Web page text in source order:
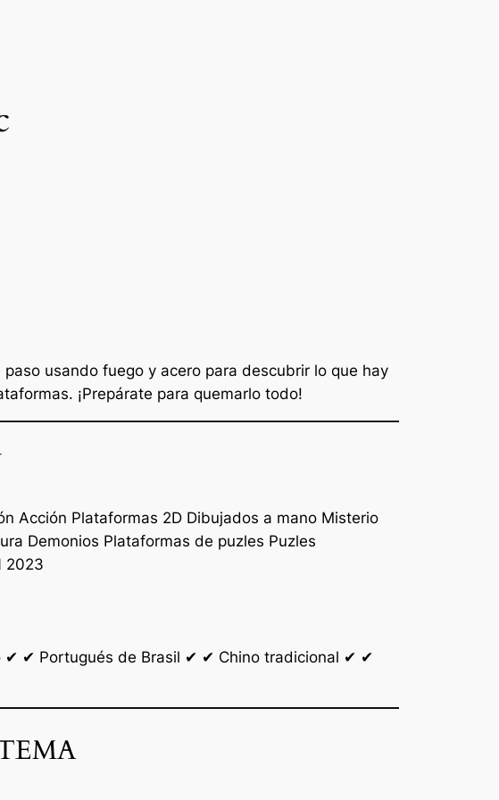
usando fuego y acero para descubrir lo que hay
¡Prepárate para quemarlo todo!
Acción Plataformas 2D Dibujados a mano Misterio
Demonios Plataformas de puzles Puzles
2023
✔ Portugués de Brasil ✔ ✔ Chino tradicional ✔ ✔